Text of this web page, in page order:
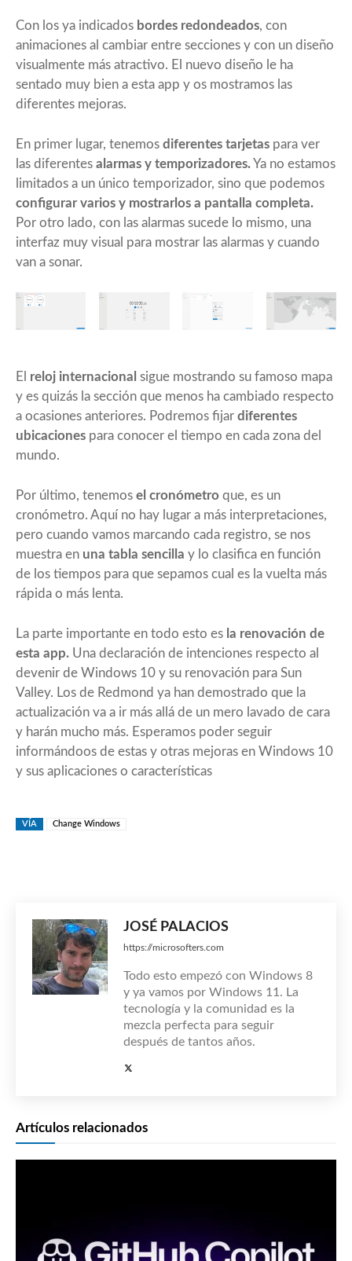
Con los ya indicados bordes redondeados, con
animaciones al cambiar entre secciones y con un diseño
visualmente más atractivo. El nuevo diseño le ha
sentado muy bien a esta app y os mostramos las
diferentes mejoras.
En primer lugar, tenemos diferentes tarjetas para ver
las diferentes alarmas y temporizadores. Ya no estamos
limitados a un único temporizador, sino que podemos
configurar varios y mostrarlos a pantalla completa.
Por otro lado, con las alarmas sucede lo mismo, una
interfaz muy visual para mostrar las alarmas y cuando
van a sonar.
El reloj internacional sigue mostrando su famoso mapa
y es quizás la sección que menos ha cambiado respecto
a ocasiones anteriores. Podremos fijar diferentes
ubicaciones para conocer el tiempo en cada zona del
mundo.
Por último, tenemos el cronómetro que, es un
cronómetro. Aquí no hay lugar a más interpretaciones,
pero cuando vamos marcando cada registro, se nos
muestra en una tabla sencilla y lo clasifica en función
de los tiempos para que sepamos cual es la vuelta más
rápida o más lenta.
La parte importante en todo esto es la renovación de
esta app. Una declaración de intenciones respecto al
devenir de Windows 10 y su renovación para Sun
Valley. Los de Redmond ya han demostrado que la
actualización va a ir más allá de un mero lavado de cara
y harán mucho más. Esperamos poder seguir
informándoos de estas y otras mejoras en Windows 10
y sus aplicaciones o características
VÍA Change Windows
JOSÉ PALACIOS
https://microsofters.com
Todo esto empezó con Windows 8
y ya vamos por Windows 11. La
tecnología y la comunidad es la
mezcla perfecta para seguir
después de tantos años.
Artículos relacionados